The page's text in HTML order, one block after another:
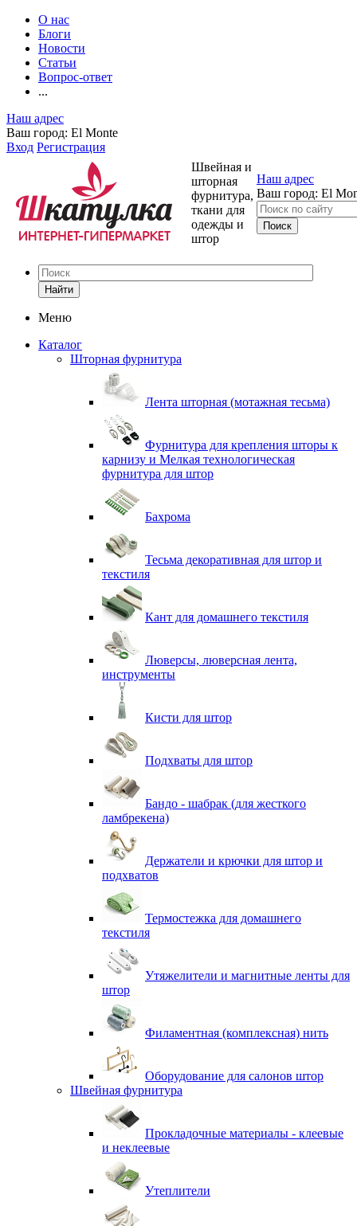
О нас
Блоги
Новости
Статьи
Вопрос-ответ
...
Наш адрес
Ваш город: El Monte
Вход Регистрация
Швейная и
шторная
фурнитура,
ткани для
одежды и
штор
Наш адрес
Ваш город: El
Найти
Меню
Каталог
Шторная фурнитура
Лента шторная (мотажная тесьма)
Фурнитура для крепления шторы к
карнизу и Мелкая технологическая
фурнитура для штор
Бахрома
Тесьма декоративная для штор и
текстиля
Кант для домашнего текстиля
Люверсы, люверсная лента,
инструменты
Кисти для штор
Подхваты для штор
Бандо - шабрак (для жесткого
ламбрекена)
Держатели и крючки для штор и
подхватов
Термостежка для домашнего
текстиля
Утяжелители и магнитные ленты для
штор
Филаментная (комплексная) нить
Оборудование для салонов штор
Швейная фурнитура
Прокладочные материалы - клеевые
и неклеевые
Утеплители